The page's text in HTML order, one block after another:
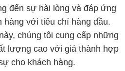
đến sự hài lòng và đáp ứng
hàng với tiêu chí hàng đầu.
chúng tôi cung cấp những
lượng cao với giá thành hợp
cho khách hàng.